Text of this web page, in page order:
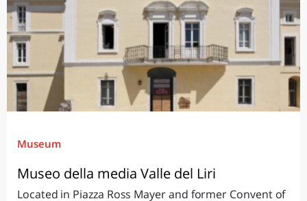
Museum
Museo della media Valle del Liri
Located in Piazza Ross Mayer and former Convent of